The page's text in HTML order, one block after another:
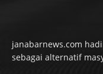
janabarnews.com
sebagai alternatif